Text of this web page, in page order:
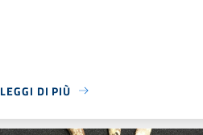
LEGGI DI PIÙ